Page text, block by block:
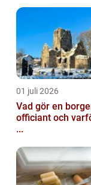
01 juli 2026
Vad gör en
officiant och varför spelar
...